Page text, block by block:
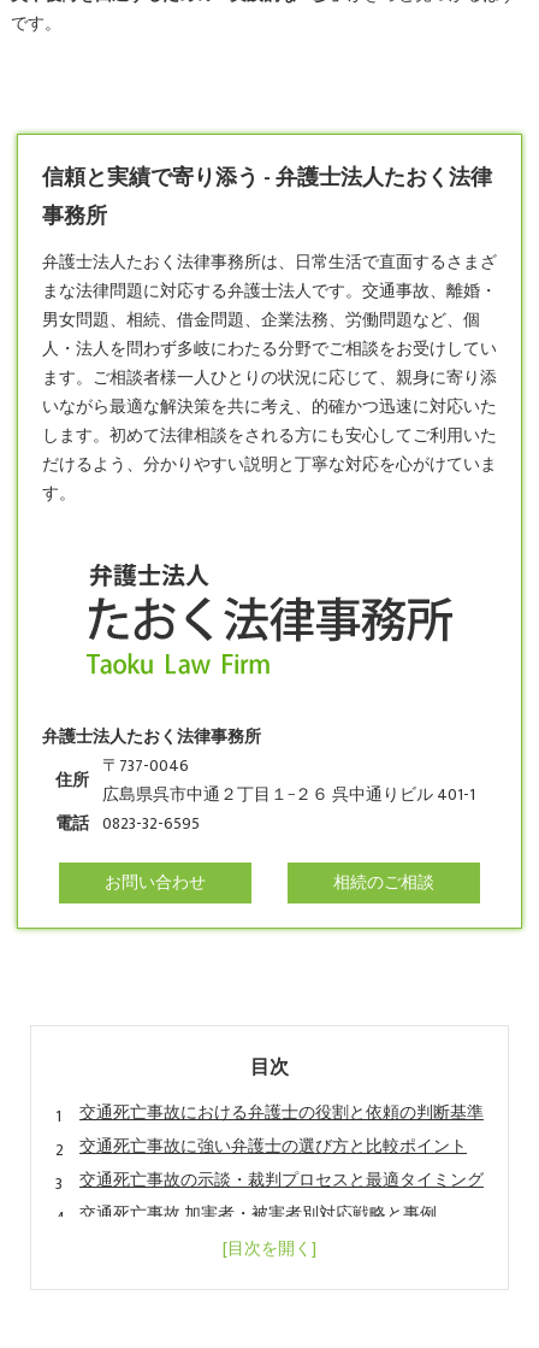
です。
信頼と実績で寄り添う - 弁護士法人たおく法律
事務所
弁護士法人たおく法律事務所は、日常生活で直面するさまざ
まな法律問題に対応する弁護士法人です。交通事故、離婚・
男女問題、相続、借金問題、企業法務、労働問題など、個
人・法人を問わず多岐にわたる分野でご相談をお受けしてい
ます。ご相談者様一人ひとりの状況に応じて、親身に寄り添
いながら最適な解決策を共に考え、的確かつ迅速に対応いた
します。初めて法律相談をされる方にも安心してご利用いた
だけるよう、分かりやすい説明と丁寧な対応を心がけていま
す。
弁護士法人たおく法律事務所
住所
〒737-0046
広島県呉市中通２丁目１−２６ 呉中通りビル 401-1
電話 0823-32-6595
お問い合わせ 相続のご相談
目次
交通死亡事故における弁護士の役割と依頼の判断基準
交通死亡事故に強い弁護士の選び方と比較ポイント
交通死亡事故の示談・裁判プロセスと最適タイミング
交通死亡事故 加害者・被害者別対応戦略と事例